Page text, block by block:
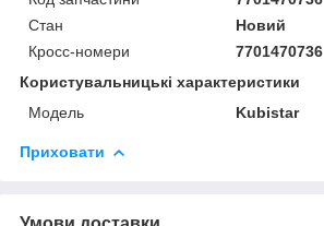
Стан
Новий
Кросс-номери
7701470736
Користувальницькі характеристики
Модель
Kubistar
Приховати